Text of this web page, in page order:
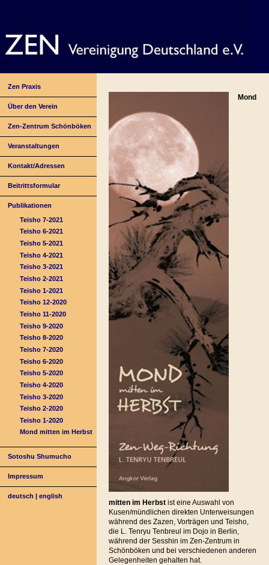
Zen Praxis
Über den Verein
Zen-Zentrum Schönböken
Veranstaltungen
Kontakt/Adressen
Beitrittsformular
Publikationen
Teisho 7-2021
Teisho 6-2021
Teisho 5-2021
Teisho 4-2021
Teisho 3-2021
Teisho 2-2021
Teisho 1-2021
Teisho 12-2020
Teisho 11-2020
Teisho 9-2020
Teisho 8-2020
Teisho 7-2020
Teisho 6-2020
Teisho 5-2020
Teisho 4-2020
Teisho 3-2020
Teisho 2-2020
Teisho 1-2020
Mond mitten im Herbst
Sotoshu Shumucho
Impressum
deutsch |english
Mond
mitten im Herbstist eine Auswahl von
Kusen/mündlichen direkten Unterweisungen
während des Zazen, Vorträgen und Teisho,
die L. Tenryu Tenbreul im Dojo in Berlin,
während der Sesshin im Zen-Zentrum in
Schönböken und bei verschiedenen anderen
Gelegenheiten gehalten hat.